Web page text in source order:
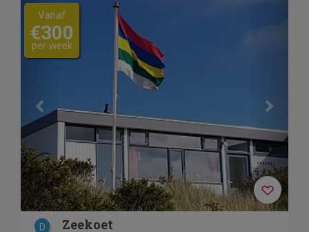
Previous
Vanaf
€300
per week
D Zeekoet